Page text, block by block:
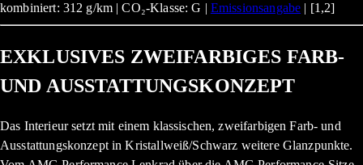
kombiniert: 312 g/km | CO₂-Klasse: G | Emissionsangabe | [1,2]
EXKLUSIVES ZWEIFARBIGES FARB-
UND AUSSTATTUNGSKONZEPT
Das Interieur setzt mit einem klassischen, zweifarbigen Farb- und
Ausstattungskonzept in Kristallweiß/Schwarz weitere Glanzpunkte.